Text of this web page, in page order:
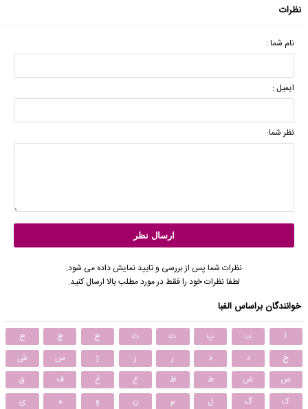
نظرات
نام شما :
ایمیل :
نظر شما:
نظرات شما پس از بررسی و تایید نمایش داده می شود.
لطفا نظرات خود را فقط در مورد مطلب بالا ارسال کنید.
خوانندگان براساس الفبا
ا ب پ ت ث ج چ
ح
خ
د ذ ر ز ژ س
ش
ص
ض ط ظ ع غ ف
ق
ک
گ ل م ن و ه ی